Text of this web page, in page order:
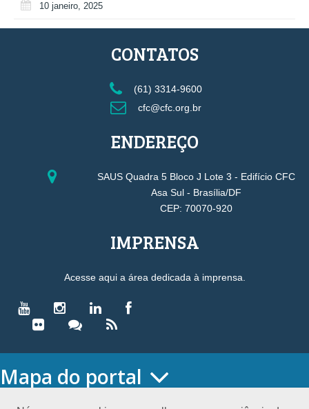
10 janeiro, 2025
CONTATOS
(61) 3314-9600
cfc@cfc.org.br
ENDEREÇO
SAUS Quadra 5 Bloco J Lote 3 - Edifício CFC
Asa Sul - Brasília/DF
CEP: 70070-920
IMPRENSA
Acesse aqui a área dedicada à imprensa.
Mapa do portal